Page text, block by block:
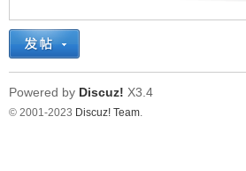
Powered by Discuz! X3.4
© 2001-2023 Discuz! Team.